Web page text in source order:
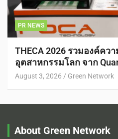
PR NEWS
THECA 2026 รวมองค์ค
อุตสาหกรรมโลก จาก
August 3, 2026 Green Network
About Green Network